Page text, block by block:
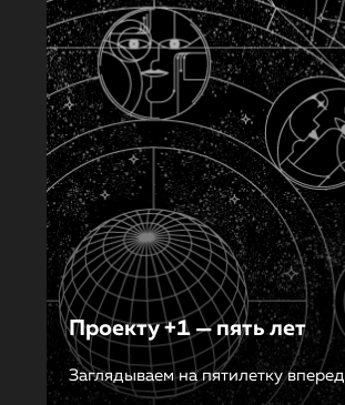
Проекту +1 — пять лет
Заглядываем на пятилетку вперед